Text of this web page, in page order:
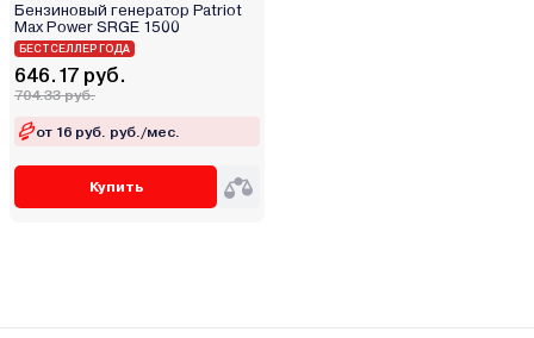
Бензиновый генератор Patriot
Max Power SRGE 1500
БЕСТСЕЛЛЕР ГОДА
646.17 руб.
704.33 руб.
от 16 руб. руб./мес.
Купить